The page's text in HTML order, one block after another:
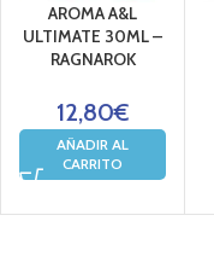
AROMA A&L
ULTIMATE 30ML –
RAGNAROK
12,80€
AÑADIR AL
CARRITO